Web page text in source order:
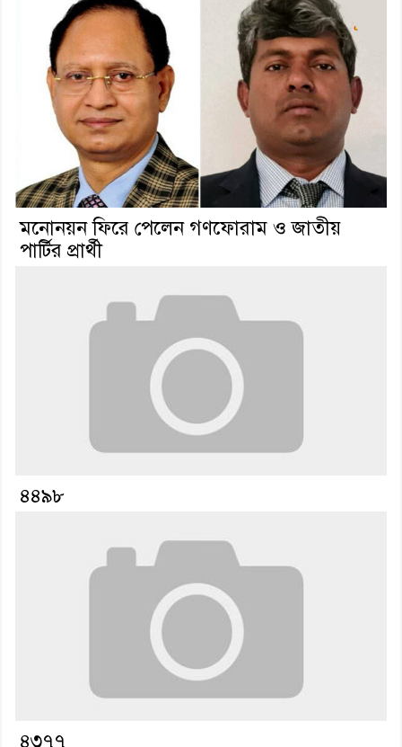
মনোনয়ন ফিরে পেলেন গণফোরাম ও জাতীয়
পার্টির প্রার্থী
৪৪৯৮
৪৩৭৭